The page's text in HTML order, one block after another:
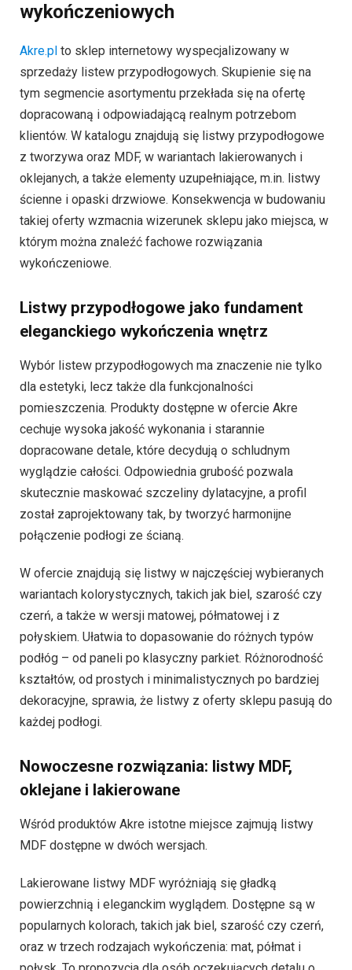
wykończeniowych
Akre.pl to sklep internetowy wyspecjalizowany w
sprzedaży listew przypodłogowych. Skupienie się na
tym segmencie asortymentu przekłada się na ofertę
dopracowaną i odpowiadającą realnym potrzebom
klientów. W katalogu znajdują się listwy przypodłogowe
z tworzywa oraz MDF, w wariantach lakierowanych i
oklejanych, a także elementy uzupełniające, m.in. listwy
ścienne i opaski drzwiowe. Konsekwencja w budowaniu
takiej oferty wzmacnia wizerunek sklepu jako miejsca, w
którym można znaleźć fachowe rozwiązania
wykończeniowe.
Listwy przypodłogowe jako fundament
eleganckiego wykończenia wnętrz
Wybór listew przypodłogowych ma znaczenie nie tylko
dla estetyki, lecz także dla funkcjonalności
pomieszczenia. Produkty dostępne w ofercie Akre
cechuje wysoka jakość wykonania i starannie
dopracowane detale, które decydują o schludnym
wyglądzie całości. Odpowiednia grubość pozwala
skutecznie maskować szczeliny dylatacyjne, a profil
został zaprojektowany tak, by tworzyć harmonijne
połączenie podłogi ze ścianą.
W ofercie znajdują się listwy w najczęściej wybieranych
wariantach kolorystycznych, takich jak biel, szarość czy
czerń, a także w wersji matowej, półmatowej i z
połyskiem. Ułatwia to dopasowanie do różnych typów
podłóg – od paneli po klasyczny parkiet. Różnorodność
kształtów, od prostych i minimalistycznych po bardziej
dekoracyjne, sprawia, że listwy z oferty sklepu pasują do
każdej podłogi.
Nowoczesne rozwiązania: listwy MDF,
oklejane i lakierowane
Wśród produktów Akre istotne miejsce zajmują listwy
MDF dostępne w dwóch wersjach.
Lakierowane listwy MDF wyróżniają się gładką
powierzchnią i eleganckim wyglądem. Dostępne są w
popularnych kolorach, takich jak biel, szarość czy czerń,
oraz w trzech rodzajach wykończenia: mat, półmat i